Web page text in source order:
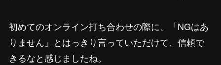
初めてのオンライン打ち合わせの際に、「NGはあ
りません」とはっきり言っていただけて、信頼で
きるなと感じましたね。